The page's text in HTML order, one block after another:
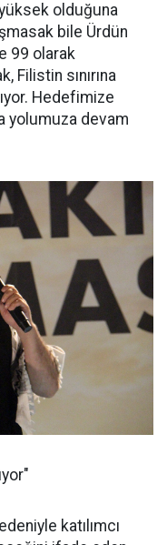
olduğuna
bile Ürdün
99 olarak
Filistin sınırına
Hedefimize
yolumuza devam
katılımcı